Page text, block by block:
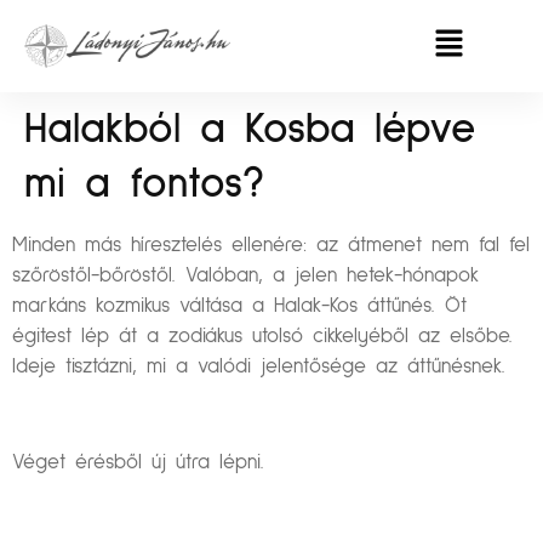
Halakból a Kosba lépve
mi a fontos?
Minden más híresztelés ellenére: az átmenet nem fal fel
szőröstől-bőröstől. Valóban, a jelen hetek-hónapok
markáns kozmikus váltása a Halak-Kos áttűnés. Öt
égitest lép át a zodiákus utolsó cikkelyéből az elsőbe.
Ideje tisztázni, mi a valódi jelentősége az áttűnésnek.
Véget érésből új útra lépni.